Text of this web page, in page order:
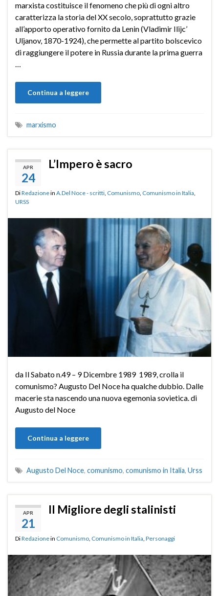
marxista costituisce il fenomeno che più di ogni altro
caratterizza la storia del XX secolo, soprattutto grazie
all’apporto operativo fornito da Lenin (Vladimir Ilijc’
Uljanov, 1870-1924), che permette al partito bolscevico
di raggiungere il potere in Russia durante la prima guerra
…
Continua a leggere
marxismo
APR
24
L’Impero è sacro
DiRedazionein A.Del Noce - scritti, Comunismo, Comunismo in Italia,
URSS
da Il Sabato n.49 – 9 Dicembre 1989 1989, crolla il
comunismo? Augusto Del Noce ha qualche dubbio. Dalle
macerie sta nascendo una nuova egemonia sovietica. di
Augusto del Noce
Continua a leggere
Augusto Del Noce, comunismo, comunismo in Italia, Urss
APR
21
Il Migliore degli stalinisti
DiRedazionein Comunismo Comunismo in Italia Personaggi